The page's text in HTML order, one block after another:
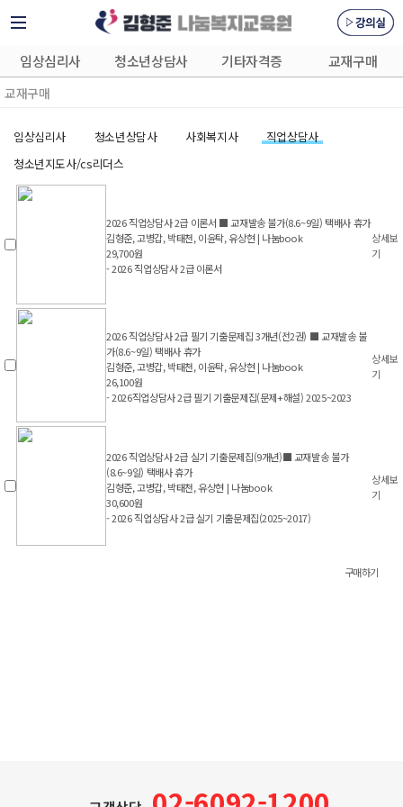
임상심리사 청소년상담사 기타자격증 교재구매
교재구매
임상심리사 청소년상담사 사회복지사
직업상담사
청소년지도사/cs리더스
2026 직업상담사 2급 이론서 ■ 교재발송 불가(8.6~9일) 택배사 휴가
김형준, 고병갑, 박태천, 이윤탁, 유상현 | 나눔book
29,700원
- 2026 직업상담사 2급 이론서
상세보
기
2026 직업상담사 2급 필기 기출문제집 3개년(전2권) ■ 교재발송 불
가(8.6~9일) 택배사 휴가
김형준, 고병갑, 박태천, 이윤탁, 유상현 | 나눔book
26,100원
- 2026직업상담사 2급 필기 기출문제집(문제+해설) 2025~2023
상세보
기
2026 직업상담사 2급 실기 기출문제집(9개년)■ 교재발송 불가
(8.6~9일) 택배사 휴가
김형준, 고병갑, 박태천, 유상현 | 나눔book
30,600원
- 2026 직업상담사 2급 실기 기출문제집(2025~2017)
상세보
기
구매하기